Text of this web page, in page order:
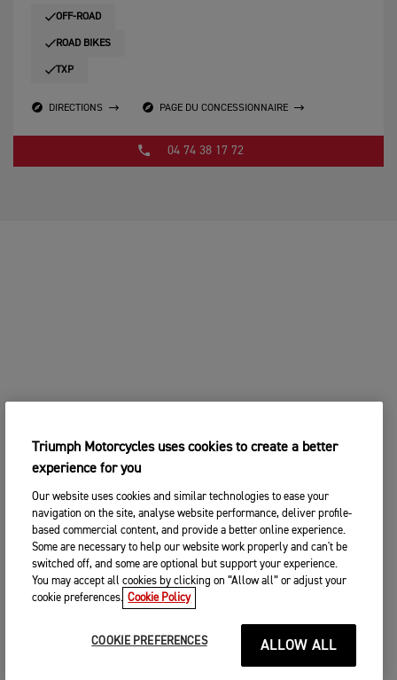
OFF-ROAD
ROAD BIKES
TXP
DIRECTIONS PAGE DU CONCESSIONNAIRE
04 74 38 17 72
Triumph Motorcycles uses cookies to create a better
experience for you
Our website uses cookies and similar technologies to ease your
navigation on the site, analyse website performance, deliver profile-
based commercial content, and provide a better online experience.
Some are necessary to help our website work properly and can't be
switched off, and some are optional but support your experience.
You may accept all cookies by clicking on “Allow all” or adjust your
cookie preferences. Cookie Policy
COOKIE PREFERENCES ALLOW ALL